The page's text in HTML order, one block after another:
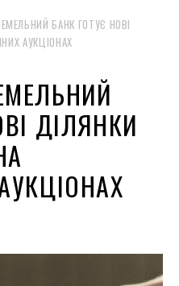
БАНК ГОТУЄ НОВІ
АУКЦІОНАХ
ДІЛЯНКИ